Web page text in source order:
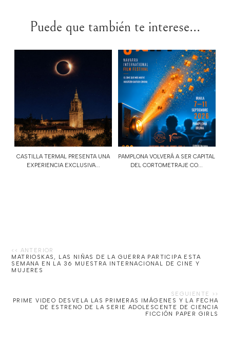
Puede que también te interese...
CASTILLA TERMAL PRESENTA UNA
EXPERIENCIA EXCLUSIVA...
PAMPLONA VOLVERÁ A SER CAPITAL
DEL CORTOMETRAJE CO...
MATRIOSKAS, LAS NIÑAS DE LA GUERRA PARTICIPA ESTA
SEMANA EN LA 36 MUESTRA INTERNACIONAL DE CINE Y
MUJERES
PRIME VIDEO DESVELA LAS PRIMERAS IMÁGENES Y LA FECHA
DE ESTRENO DE LA SERIE ADOLESCENTE DE CIENCIA
FICCIÓN PAPER GIRLS